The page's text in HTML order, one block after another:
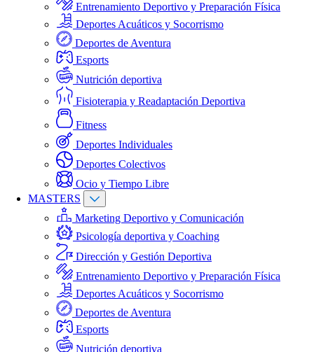
Entrenamiento Deportivo y Preparación Física
Deportes Acuáticos y Socorrismo
Deportes de Aventura
Esports
Nutrición deportiva
Fisioterapia y Readaptación Deportiva
Fitness
Deportes Individuales
Deportes Colectivos
Ocio y Tiempo Libre
MASTERS
Marketing Deportivo y Comunicación
Psicología deportiva y Coaching
Dirección y Gestión Deportiva
Entrenamiento Deportivo y Preparación Física
Deportes Acuáticos y Socorrismo
Deportes de Aventura
Esports
Nutrición deportiva